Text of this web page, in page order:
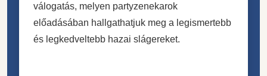
válogatás, melyen partyzenekarok
előadásában hallgathatjuk meg a legismertebb
és legkedveltebb hazai slágereket.